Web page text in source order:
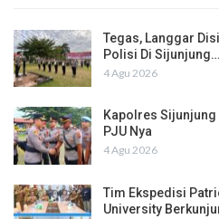
Tegas, Langgar
Polisi Di Sijunjung…
4 Agu 2026
Kapolres
PJU Nya
4 Agu 2026
Tim Ekspedisi
University